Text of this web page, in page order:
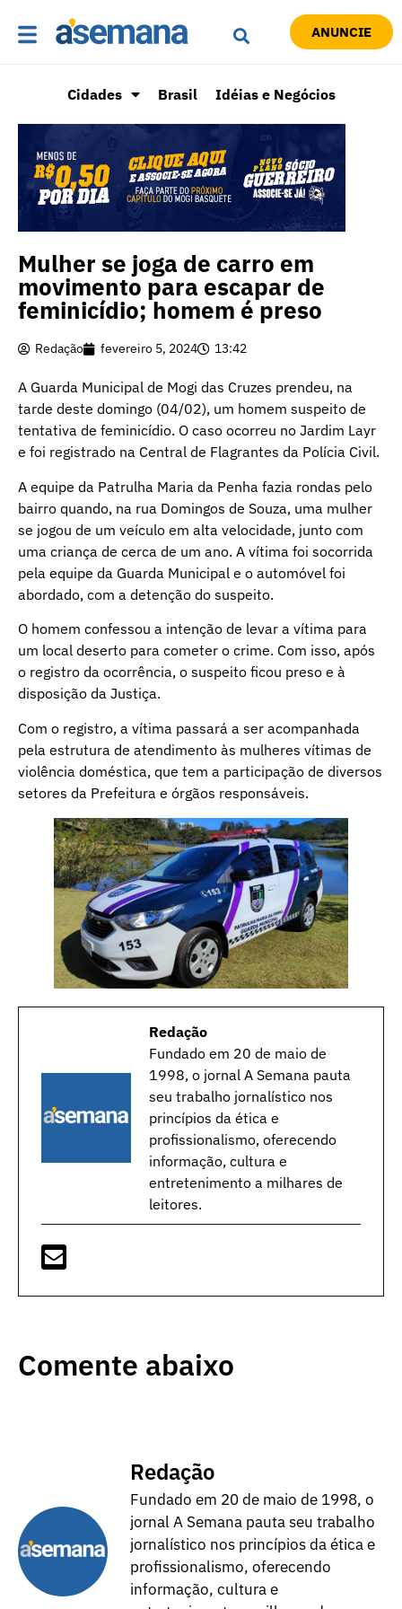
ANUNCIE
Cidades Brasil Idéias e Negócios
Mulher se joga de carro em
movimento para escapar de
feminicídio; homem é preso
Redação fevereiro 5, 2024 13:42
A Guarda Municipal de Mogi das Cruzes prendeu, na
tarde deste domingo (04/02), um homem suspeito de
tentativa de feminicídio. O caso ocorreu no Jardim Layr
e foi registrado na Central de Flagrantes da Polícia Civil.
A equipe da Patrulha Maria da Penha fazia rondas pelo
bairro quando, na rua Domingos de Souza, uma mulher
se jogou de um veículo em alta velocidade, junto com
uma criança de cerca de um ano. A vítima foi socorrida
pela equipe da Guarda Municipal e o automóvel foi
abordado, com a detenção do suspeito.
O homem confessou a intenção de levar a vítima para
um local deserto para cometer o crime. Com isso, após
o registro da ocorrência, o suspeito ficou preso e à
disposição da Justiça.
Com o registro, a vítima passará a ser acompanhada
pela estrutura de atendimento às mulheres vítimas de
violência doméstica, que tem a participação de diversos
setores da Prefeitura e órgãos responsáveis.
Redação
Fundado em 20 de maio de
1998, o jornal A Semana pauta
seu trabalho jornalístico nos
princípios da ética e
profissionalismo, oferecendo
informação, cultura e
entretenimento a milhares de
leitores.
Comente abaixo
Redação
Fundado em 20 de maio de 1998, o
jornal A Semana pauta seu trabalho
jornalístico nos princípios da ética e
profissionalismo, oferecendo
informação, cultura e